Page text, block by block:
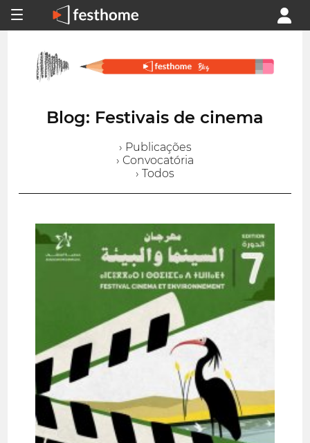
Blog: Festivais de cinema
› Publicações
› Convocatória
› Todos